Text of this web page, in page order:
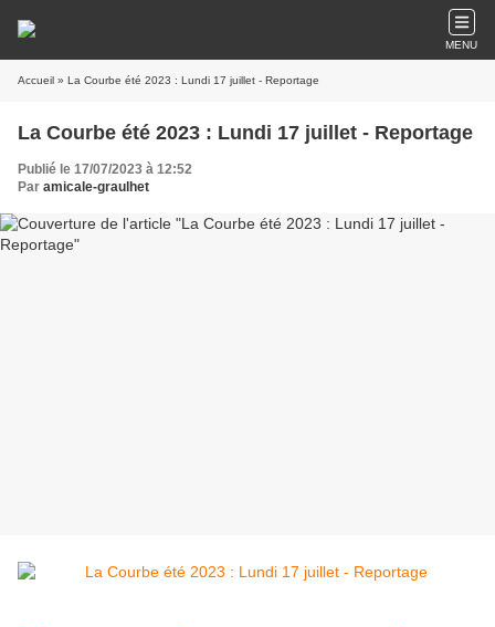
MENU
Accueil » La Courbe été 2023 : Lundi 17 juillet - Reportage
La Courbe été 2023 : Lundi 17 juillet - Reportage
Publié le 17/07/2023 à 12:52
Par amicale-graulhet